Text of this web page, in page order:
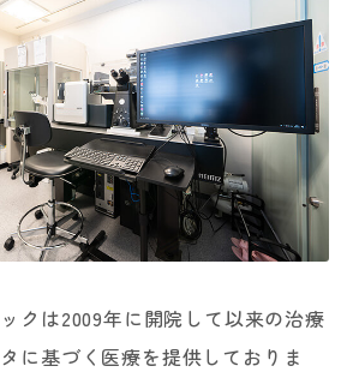
クは2009年に開院して以来の治療
に基づく医療を提供しておりま